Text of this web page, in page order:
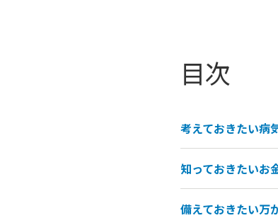
目次
考えておきたい病
知っておきたいお
備えておきたい万